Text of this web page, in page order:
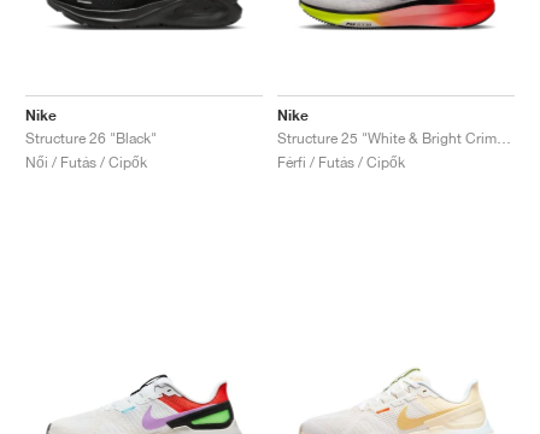
Nike
Structure 26 "Black"
Női / Futás / Cipők
Nike
Férfi / Futás / Cipők